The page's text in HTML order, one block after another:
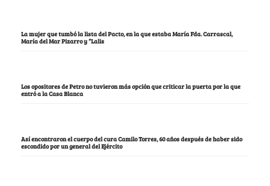
La mujer que tumbó la lista del Pacto, en la que estaba María Fda. Carrascal,
María del Mar Pizarro y “Lalis
Los opositores de Petro no tuvieron más opción que criticar la puerta por la que
entró a la Casa Blanca
Así encontraron el cuerpo del cura Camilo Torres, 60 años después de haber sido
escondido por un general del Ejército